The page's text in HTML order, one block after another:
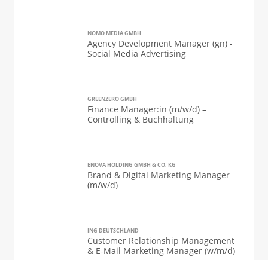
NOMO MEDIA GMBH
Agency Development Manager (gn) -
Social Media Advertising
GREENZERO GMBH
Finance Manager:in (m/w/d) –
Controlling & Buchhaltung
ENOVA HOLDING GMBH & CO. KG
Brand & Digital Marketing Manager
(m/w/d)
ING DEUTSCHLAND
Customer Relationship Management
& E-Mail Marketing Manager (w/m/d)